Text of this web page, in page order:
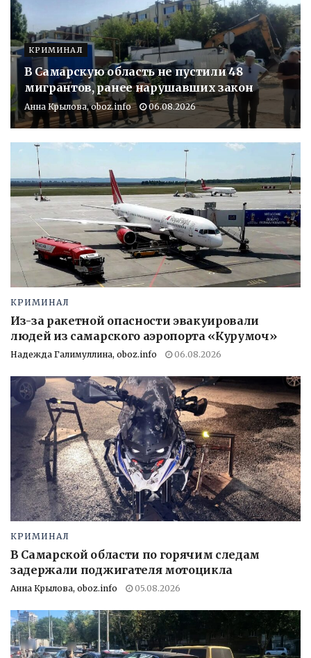
КРИМИНАЛ
В Самарскую область не пустили 48
мигрантов, ранее нарушавших закон
Анна Крылова, oboz.info 06.08.2026
КРИМИНАЛ
Из-за ракетной опасности эвакуировали
людей из самарского аэропорта «Курумоч»
Надежда Галимуллина, oboz.info 06.08.2026
КРИМИНАЛ
В Самарской области по горячим следам
задержали поджигателя мотоцикла
Анна Крылова, oboz.info 05.08.2026